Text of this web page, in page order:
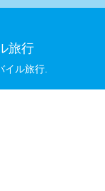
旅行
ル旅行.